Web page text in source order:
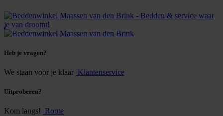
Heb je vragen?
We staan voor je klaar Klantenservice
Uitproberen?
Kom langs! Route